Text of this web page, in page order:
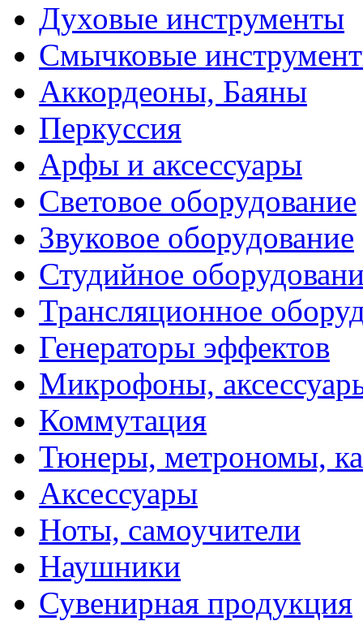
Духовые инструменты
Смычковые
Аккордеоны, Баяны
Перкуссия
Арфы и аксессуары
Световое оборудование
Звуковое оборудование
Студийное
Трансляционное
Генераторы эффектов
Микрофоны,
Коммутация
Тюнеры, метрономы,
Аксессуары
Ноты, самоучители
Наушники
Сувенирная продукция